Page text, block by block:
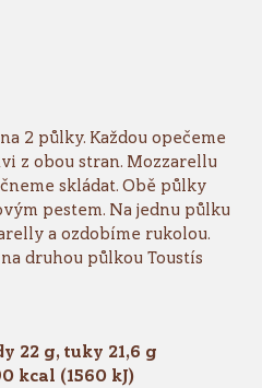
2 půlky. Každou opečeme
z obou stran. Mozzarellu
skládat. Obě půlky
pestem. Na jednu půlku
a ozdobíme rukolou.
druhou půlkou Toustís
22 g, tuky 21,6 g
kcal (1560 kJ)